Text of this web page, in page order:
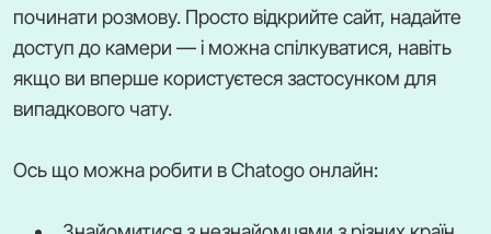
починати розмову. Просто відкрийте сайт, надайте
доступ до камери — і можна спілкуватися, навіть
якщо ви вперше користуєтеся застосунком для
випадкового чату.
Ось що можна робити в Chatogo онлайн: